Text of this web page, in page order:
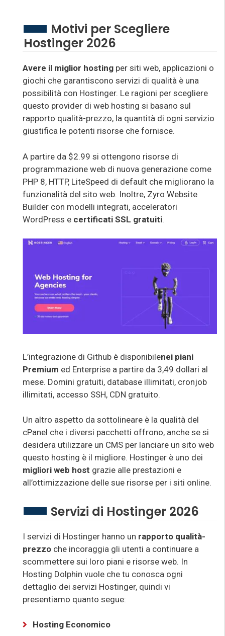
Motivi per Scegliere
Hostinger 2026
Avere il miglior hosting per siti web, applicazioni o
giochi che garantiscono servizi di qualità è una
possibilità con Hostinger. Le ragioni per scegliere
questo provider di web hosting si basano sul
rapporto qualità-prezzo, la quantità di ogni servizio
giustifica le potenti risorse che fornisce.
A partire da $2.99 si ottengono risorse di
programmazione web di nuova generazione come
PHP 8, HTTP, LiteSpeed di default che migliorano la
funzionalità del sito web. Inoltre, Zyro Website
Builder con modelli integrati, acceleratori
WordPress e certificati SSL gratuiti.
L’integrazione di Github è disponibilenei piani
Premium ed Enterprise a partire da 3,49 dollari al
mese. Domini gratuiti, database illimitati, cronjob
illimitati, accesso SSH, CDN gratuito.
Un altro aspetto da sottolineare è la qualità del
cPanel che i diversi pacchetti offrono, anche se si
desidera utilizzare un CMS per lanciare un sito web
questo hosting è il migliore. Hostinger è uno dei
migliori web host grazie alle prestazioni e
all’ottimizzazione delle sue risorse per i siti online.
Servizi di Hostinger 2026
I servizi di Hostinger hanno un rapporto qualità-
prezzo che incoraggia gli utenti a continuare a
scommettere sui loro piani e risorse web. In
Hosting Dolphin vuole che tu conosca ogni
dettaglio dei servizi Hostinger, quindi vi
presentiamo quanto segue:
Hosting Economico